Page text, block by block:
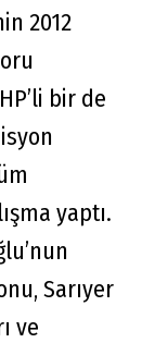
2012
bir de
yaptı.
Sarıyer
ve